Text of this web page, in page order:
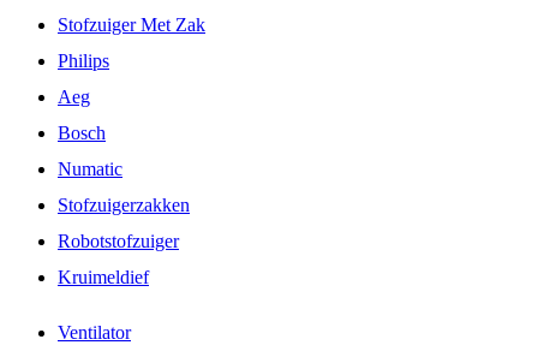
Stofzuiger Met Zak
Philips
Aeg
Bosch
Numatic
Stofzuigerzakken
Robotstofzuiger
Kruimeldief
Ventilator